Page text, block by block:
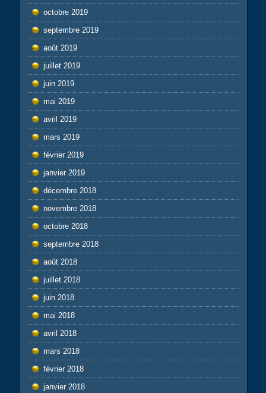
octobre 2019
septembre 2019
août 2019
juillet 2019
juin 2019
mai 2019
avril 2019
mars 2019
février 2019
janvier 2019
décembre 2018
novembre 2018
octobre 2018
septembre 2018
août 2018
juillet 2018
juin 2018
mai 2018
avril 2018
mars 2018
février 2018
janvier 2018